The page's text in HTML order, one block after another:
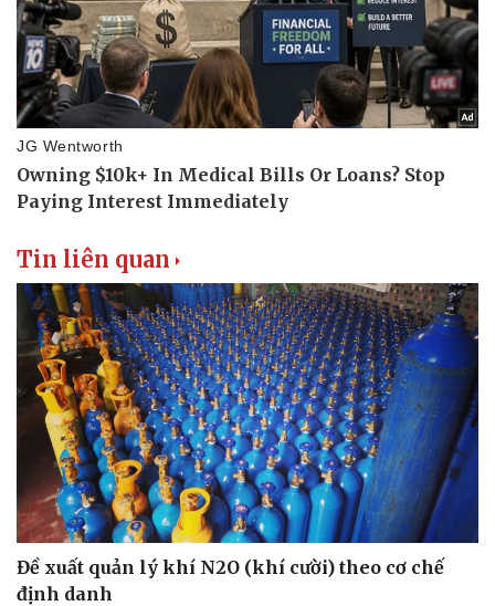
Thể thao
Bóng đá
Lịch thi đấu bóng đá
Thế giới thể thao
Ô tô - Xe máy
Ô tô
Xe máy
Tin liên quan
Đề xuất quản lý khí N2O (khí cười) theo cơ chế
định danh